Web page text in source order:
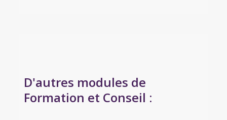
D'autres modules de
Formation et Conseil :